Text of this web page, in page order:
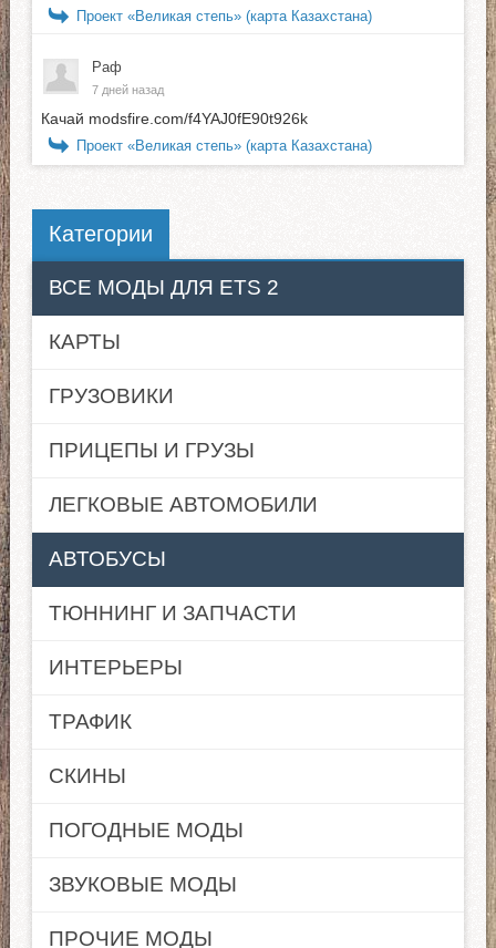
Проект «Великая степь» (карта Казахстана)
Раф
7 дней назад
Качай modsfire.com/f4YAJ0fE90t926k
Проект «Великая степь» (карта Казахстана)
Категории
ВСЕ МОДЫ ДЛЯ ETS 2
КАРТЫ
ГРУЗОВИКИ
ПРИЦЕПЫ И ГРУЗЫ
ЛЕГКОВЫЕ АВТОМОБИЛИ
АВТОБУСЫ
ТЮННИНГ И ЗАПЧАСТИ
ИНТЕРЬЕРЫ
ТРАФИК
СКИНЫ
ПОГОДНЫЕ МОДЫ
ЗВУКОВЫЕ МОДЫ
ПРОЧИЕ МОДЫ